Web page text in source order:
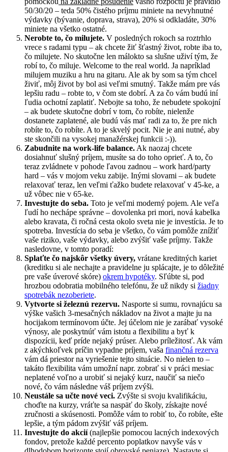
50/30/20 – teda 50% čistého príjmu miniete na nevyhnutné
výdavky (bývanie, doprava, strava), 20% si odkladáte, 30%
miniete na všetko ostatné.
Nerobte to, čo milujete. V posledných rokoch sa roztrhlo
vrece s radami typu – ak chcete žiť šťastný život, robte iba to,
čo milujete. No skutočne len málokto sa slušne uživí tým, že
robí to, čo miluje. Welcome to the real world. Ja napríklad
milujem muziku a hru na gitaru. Ale ak by som sa tým chcel
živiť, môj život by bol asi veľmi smutný. Takže mám pre vás
lepšiu radu – robte to, v čom ste dobrí. A za čo vám budú iní
ľudia ochotní zaplatiť. Nebojte sa toho, že nebudete spokojní
– ak budete skutočne dobrí v tom, čo robíte, nielenže
dostanete zaplatené, ale budú vás mať radi za to, že pre nich
robíte to, čo robíte. A to je skvelý pocit. Nie je ani nutné, aby
ste skončili na vysokej manažérskej funkcii :-)).
Zabudnite na work-life balance. Ak naozaj chcete
dosiahnuť slušný príjem, musíte sa do toho oprieť. A to, čo
teraz zvládnete v pohode ľavou zadnou – work hard/party
hard – vás v mojom veku zabije. Inými slovami – ak budete
relaxovať teraz, len veľmi ťažko budete relaxovať v 45-ke, a
už vôbec nie v 65-ke.
Investujte do seba. Toto je veľmi moderný pojem. Ale veľa
ľudí ho nechápe správne – dovolenka pri mori, nová kabelka
alebo kravata, či ročná cesta okolo sveta nie je investícia. Je to
spotreba. Investícia do seba je všetko, čo vám pomôže znížiť
vaše riziko, vaše výdavky, alebo zvýšiť vaše príjmy. Takže
nasledovne, v tomto poradí:
Splaťte čo najskôr všetky úvery, vrátane kreditných kariet
(kreditku si ale nechajte a pravidelne ju splácajte, je to dôležité
pre vaše úverové skóre) okrem hypotéky. Sľúbte si, pod
hrozbou odobratia mobilného telefónu, že už nikdy si žiadny
spotrebák nezoberiete.
Vytvorte si železnú rezervu. Nasporte si sumu, rovnajúcu sa
výške vašich 3-mesačných nákladov na život a majte ju na
hocijakom termínovom účte. Jej účelom nie je zarábať vysoké
výnosy, ale poskytnúť vám istotu a flexibilitu a byť k
dispozícii, keď príde nejaký prúser. Alebo príležitosť. Ak vám
z akýchkoľvek príčin vypadne príjem, vaša finančná rezerva
vám dá priestor na vyriešenie tejto situácie. No nielen to –
takáto flexibilita vám umožní napr. zobrať si v práci mesiac
neplatené voľno a urobiť si nejaký kurz, naučiť sa niečo
nové, čo vám následne váš príjem zvýši.
Neustále sa učte nové veci. Zvýšte si svoju kvalifikáciu,
choďte na kurzy, vráťte sa naspäť do školy, získajte nové
zručnosti a skúsenosti. Pomôže vám to robiť to, čo robíte, ešte
lepšie, a tým pádom zvýšiť váš príjem.
Investujte do akcií(najlepšie pomocou lacných indexových
fondov, pretože každé percento poplatkov navyše vás v